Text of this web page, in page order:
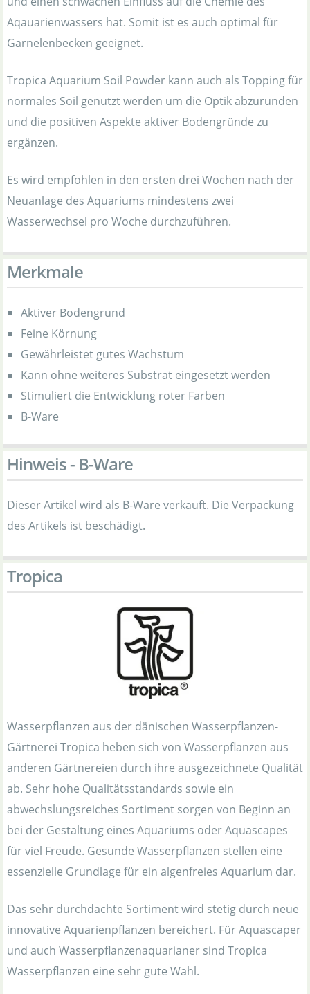
Aqauarienwassers hat. Somit ist es auch optimal für
Garnelenbecken geeignet.
Tropica Aquarium Soil Powder kann auch als Topping für
normales Soil genutzt werden um die Optik abzurunden
und die positiven Aspekte aktiver Bodengründe zu
ergänzen.
Es wird empfohlen in den ersten drei Wochen nach der
Neuanlage des Aquariums mindestens zwei
Wasserwechsel pro Woche durchzuführen.
Merkmale
Aktiver Bodengrund
Feine Körnung
Gewährleistet gutes Wachstum
Kann ohne weiteres Substrat eingesetzt werden
Stimuliert die Entwicklung roter Farben
B-Ware
Hinweis - B-Ware
Dieser Artikel wird als B-Ware verkauft. Die Verpackung
des Artikels ist beschädigt.
Tropica
Wasserpflanzen aus der dänischen Wasserpflanzen-
Gärtnerei Tropica heben sich von Wasserpflanzen aus
anderen Gärtnereien durch ihre ausgezeichnete Qualität
ab. Sehr hohe Qualitätsstandards sowie ein
abwechslungsreiches Sortiment sorgen von Beginn an
bei der Gestaltung eines Aquariums oder Aquascapes
für viel Freude. Gesunde Wasserpflanzen stellen eine
essenzielle Grundlage für ein algenfreies Aquarium dar.
Das sehr durchdachte Sortiment wird stetig durch neue
innovative Aquarienpflanzen bereichert. Für Aquascaper
und auch Wasserpflanzenaquarianer sind Tropica
Wasserpflanzen eine sehr gute Wahl.